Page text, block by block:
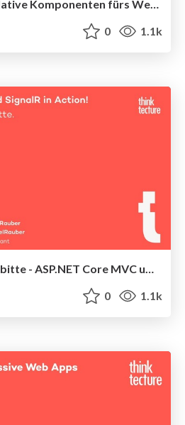
WebComponents: Native Komponenten fürs Web - ohne und mit Frameworks
0 1.1k
0 1.1k